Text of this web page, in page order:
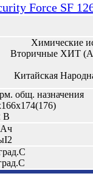
Force SF
Химические
Вторичные ХИТ
Китайская
общ. назначения
В